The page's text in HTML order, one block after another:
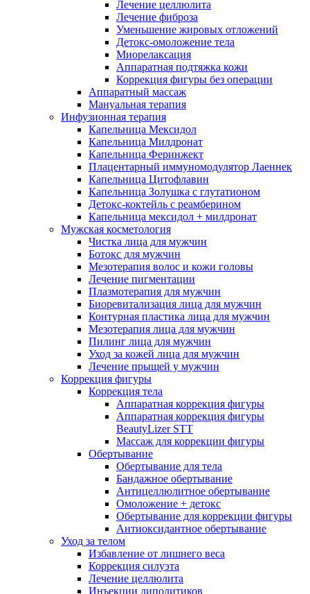
Лечение целлюлита
Лечение фиброза
Уменьшение жировых отложений
Детокс-омоложение тела
Миорелаксация
Аппаратная подтяжка кожи
Коррекция фигуры без операции
Аппаратный массаж
Мануальная терапия
Инфузионная терапия
Капельница Мексидол
Капельница Милдронат
Капельница Феринжект
Плацентарный иммуномодулятор Лаеннек
Капельница Цитофлавин
Капельница Золушка с глутатионом
Детокс-коктейль с реамберином
Капельница мексидол + милдронат
Мужская косметология
Чистка лица для мужчин
Ботокс для мужчин
Мезотерапия волос и кожи головы
Лечение пигментации
Плазмотерапия для мужчин
Биоревитализация лица для мужчин
Контурная пластика лица для мужчин
Мезотерапия лица для мужчин
Пилинг лица для мужчин
Уход за кожей лица для мужчин
Лечение прыщей у мужчин
Коррекция фигуры
Коррекция тела
Аппаратная коррекция фигуры
Аппаратная коррекция фигуры
BeautyLizer STT
Массаж для коррекции фигуры
Обертывание
Обертывание для тела
Бандажное обертывание
Антицеллюлитное обертывание
Омоложение + детокс
Обертывание для коррекции фигуры
Антиоксидантное обертывание
Уход за телом
Избавление от лишнего веса
Коррекция силуэта
Лечение целлюлита
Инъекции липолитиков